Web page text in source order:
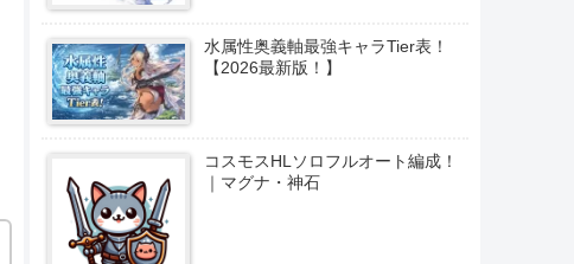
水属性奥義軸最強キャラTier表！
【2026最新版！】
コスモスHLソロフルオート編成！
｜マグナ・神石